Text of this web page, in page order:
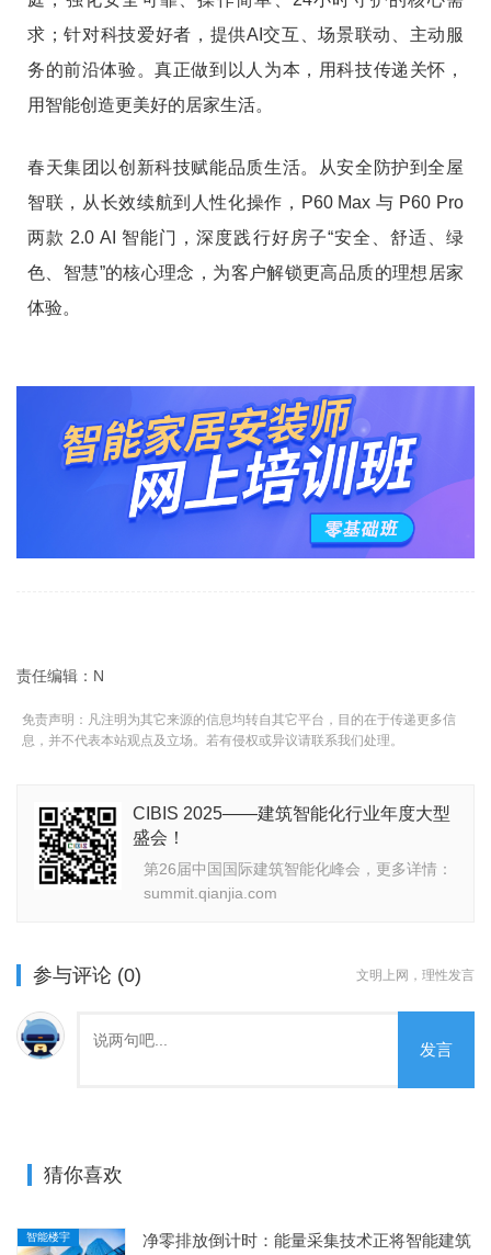
求；针对科技爱好者，提供AI交互、场景联动、主动服
务的前沿体验。真正做到以人为本，用科技传递关怀，
用智能创造更美好的居家生活。
春天集团以创新科技赋能品质生活。从安全防护到全屋
智联，从长效续航到人性化操作，P60 Max 与 P60 Pro
两款 2.0 AI 智能门，深度践行好房子“安全、舒适、绿
色、智慧”的核心理念，为客户解锁更高品质的理想居家
体验。
责任编辑：N
免责声明：凡注明为其它来源的信息均转自其它平台，目的在于传递更多信
息，并不代表本站观点及立场。若有侵权或异议请联系我们处理。
CIBIS 2025——建筑智能化行业年度大型
盛会！
第26届中国国际建筑智能化峰会，更多详情：
summit.qianjia.com
参与评论 (0) 文明上网，理性发言
发言
猜你喜欢
智能楼宇
净零排放倒计时：能量采集技术正将智能建筑